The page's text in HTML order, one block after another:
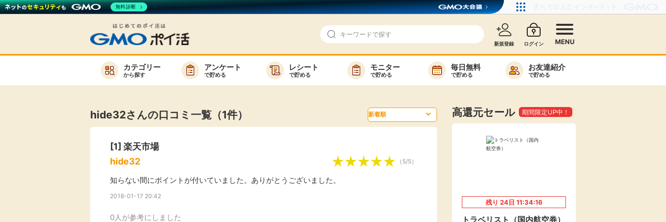
新規登録 ログイン MENU
お知らせ
高還元
無料
ゲーム
モニター
お友達紹介
ポイ活お得情報
GMOポイ活の使い方
毎日ゲット
カテゴリー
から探す
アンケート
で貯める
レシート
で貯める
モニター
で貯める
毎日無料
で貯める
お友達紹介
で貯める
キーワードで検索
楽天サービス一覧
hide32さんの口コミ一覧（1件）
[1] 楽天市場
hide32
（5/5）
知らない間にポイントが付いていました。ありがとうございました。
2018-01-17 20:42
0人が参考にしました
高還元セール 期間限定UP中！
残り 24日 11:34:15
トラベリスト（国内航空券）
無料診断